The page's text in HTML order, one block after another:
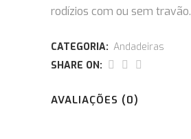
rodízios com ou sem travão.
CATEGORIA: Andadeiras
SHARE ON:
AVALIAÇÕES (0)